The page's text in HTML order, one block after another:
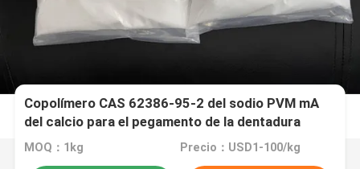
Copolímero CAS 62386-95-2 del sodio PVM mA
del calcio para el pegamento de la dentadura
MOQ：1kg Precio：USD1-100/kg